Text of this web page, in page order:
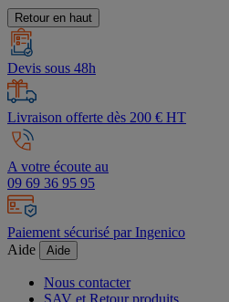
Retour en haut
Devis sous 48h
Livraison offerte dès 200 € HT
A votre écoute au
09 69 36 95 95
Paiement sécurisé par Ingenico
Aide
Aide
Nous contacter
SAV et Retour produits